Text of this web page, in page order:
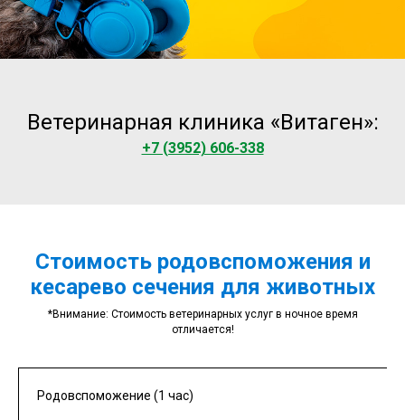
Ветеринарная клиника «Витаген»:
+7 (3952) 606-338
Стоимость родовспоможения и
кесарево сечения для животных
*Внимание: Стоимость ветеринарных услуг в ночное время
отличается!
Родовспоможение (1 час)